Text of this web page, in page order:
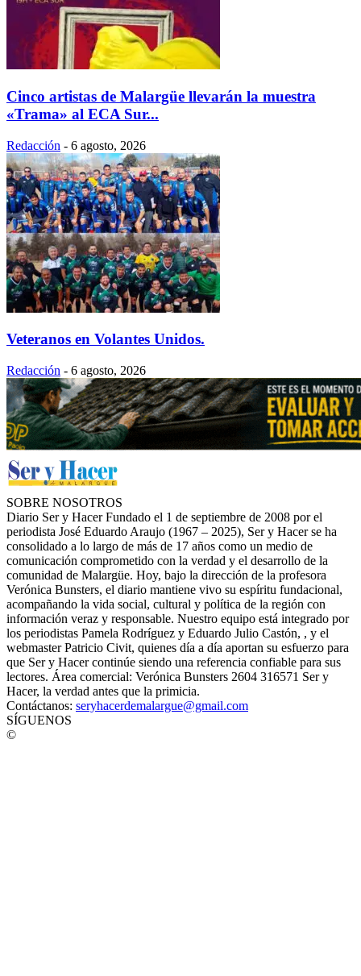
Cinco artistas de Malargüe llevarán la muestra
«Trama» al ECA Sur...
Redacción - 6 agosto, 2026
Veteranos en Volantes Unidos.
Redacción - 6 agosto, 2026
SOBRE NOSOTROS
Diario Ser y Hacer Fundado el 1 de septiembre de 2008 por el
periodista José Eduardo Araujo (1967 – 2025), Ser y Hacer se ha
consolidado a lo largo de más de 17 años como un medio de
comunicación comprometido con la verdad y el desarrollo de la
comunidad de Malargüe. Hoy, bajo la dirección de la profesora
Verónica Bunsters, el diario mantiene vivo su espíritu fundacional,
acompañando la vida social, cultural y política de la región con
información veraz y responsable. Nuestro equipo está integrado por
los periodistas Pamela Rodríguez y Eduardo Julio Castón, , y el
webmaster Patricio Civit, quienes día a día aportan su esfuerzo para
que Ser y Hacer continúe siendo una referencia confiable para sus
lectores. Área comercial: Verónica Bunsters 2604 316571 Ser y
Hacer, la verdad antes que la primicia.
Contáctanos: seryhacerdemalargue@gmail.com
SÍGUENOS
©